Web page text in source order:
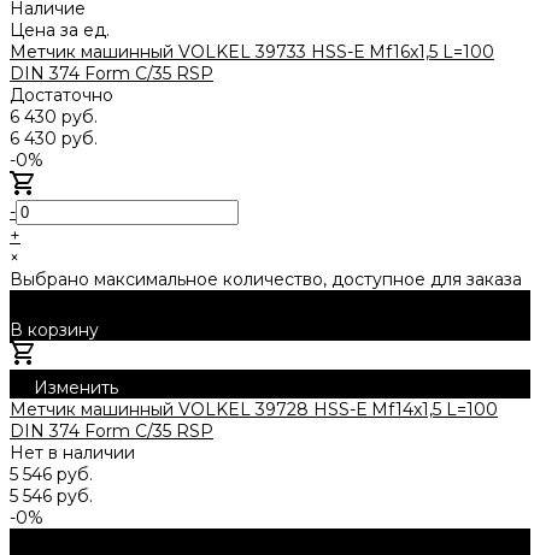
Наличие
Цена за ед.
Метчик машинный VOLKEL 39733 HSS-Е Mf16x1,5 L=100
DIN 374 Form C/35 RSP
Достаточно
6 430 руб.
6 430 руб.
-0%
-
+
×
Выбрано максимальное количество, доступное для заказа
В корзину
Изменить
Метчик машинный VOLKEL 39728 HSS-Е Mf14x1,5 L=100
DIN 374 Form C/35 RSP
Нет в наличии
5 546 руб.
5 546 руб.
-0%